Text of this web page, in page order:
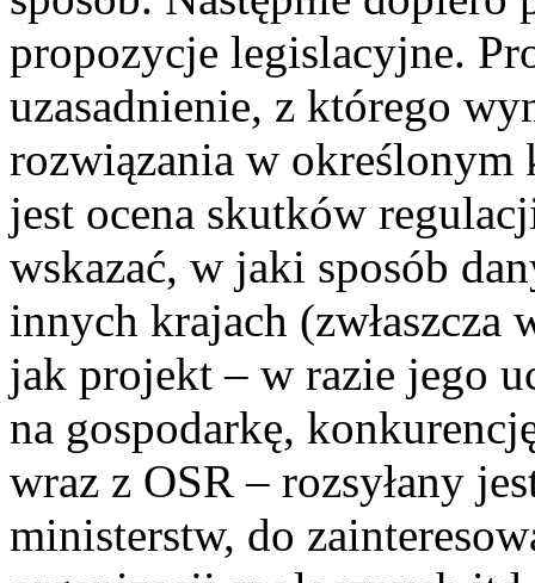
propozycje legislacyjne.
uzasadnienie, z którego
rozwiązania w określonym
jest ocena skutków
wskazać, w jaki sposób
innych krajach (zwłaszcza
jak projekt – w razie jego
na gospodarkę,
wraz z OSR – rozsyłany
ministerstw, do